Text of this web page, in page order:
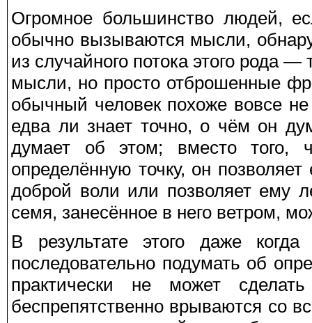
Огромное большинство людей,
обычно вызываются мысли,
из случайного потока этого рода —
мысли, но просто отброшенные
обычный человек похоже вовсе
едва ли знает точно, о чём он
думает об этом; вместо того,
определённую точку, он
доброй воли или позволяет ему
семя, занесённое в него ветром,
В результате этого даже
последовательно подумать об
практически не может
беспрепятственно врываются со